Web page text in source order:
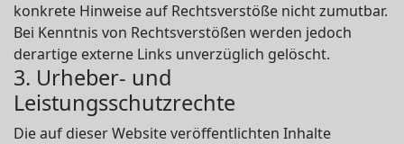
konkrete Hinweise auf Rechtsverstöße nicht zumutbar.
Bei Kenntnis von Rechtsverstößen werden jedoch
derartige externe Links unverzüglich gelöscht.
3. Urheber- und
Leistungsschutzrechte
Die auf dieser Website veröffentlichten Inhalte